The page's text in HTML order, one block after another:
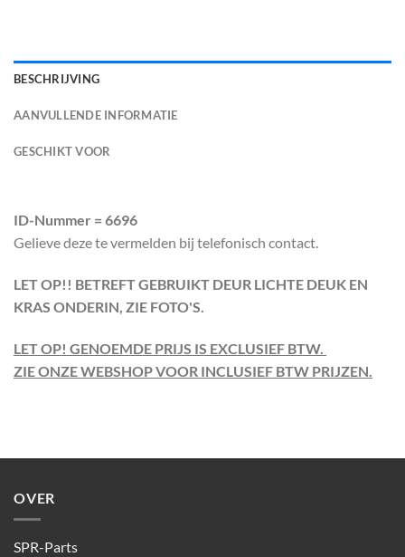
BESCHRIJVING
AANVULLENDE INFORMATIE
GESCHIKT VOOR
ID-Nummer = 6696
Gelieve deze te vermelden bij telefonisch contact.
LET OP!! BETREFT GEBRUIKT DEUR LICHTE DEUK EN
KRAS ONDERIN, ZIE FOTO'S.
LET OP! GENOEMDE PRIJS IS EXCLUSIEF BTW.
ZIE ONZE WEBSHOP VOOR INCLUSIEF BTW PRIJZEN.
OVER
SPR-Parts